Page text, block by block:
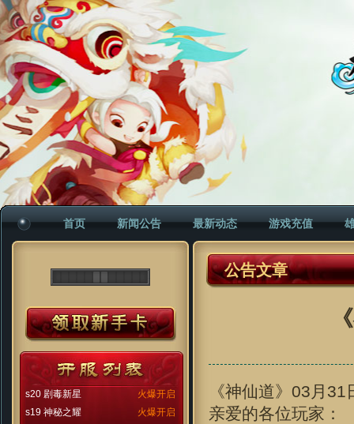
首页 新闻公告 最新动态 游戏充值
火爆开启
s20 剧毒新星
火爆开启
s19 神秘之耀
公告文章
《神仙道》03月31
亲爱的各位玩家：